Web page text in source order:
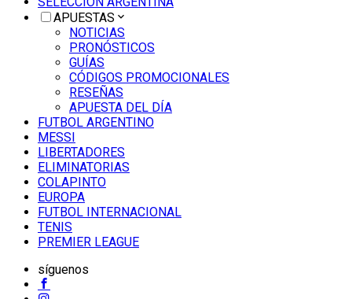
APUESTAS
NOTICIAS
PRONÓSTICOS
GUÍAS
CÓDIGOS PROMOCIONALES
RESEÑAS
APUESTA DEL DÍA
FUTBOL ARGENTINO
MESSI
LIBERTADORES
ELIMINATORIAS
COLAPINTO
EUROPA
FUTBOL INTERNACIONAL
TENIS
PREMIER LEAGUE
síguenos